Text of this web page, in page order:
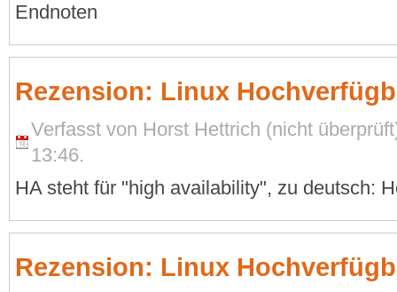
Endnoten
Rezension: Linux
Verfasst von Horst Hettrich (nicht
13:46.
HA steht für "high availability", zu deutsch:
Rezension: Linux